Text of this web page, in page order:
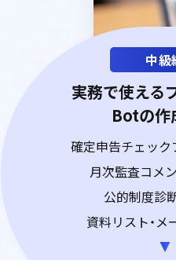
中級
実務で使える
Botの作
確定申告チェッ
月次監査コメ
公的制度診
資料リスト・